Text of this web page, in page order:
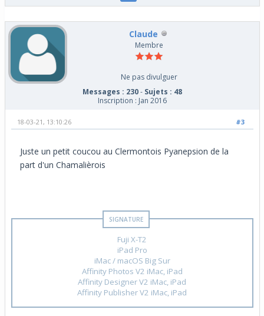
Claude
Membre
Ne pas divulguer
Messages : 230- Sujets : 48
Inscription : Jan 2016
#3
18-03-21, 13:10:26
Juste un petit coucou au Clermontois Pyanepsion de la
part d'un Chamalièrois
Fuji X-T2
iPad Pro
iMac / macOS Big Sur
Affinity Photos V2 iMac, iPad
Affinity Designer V2 iMac, iPad
Affinity Publisher V2 iMac, iPad